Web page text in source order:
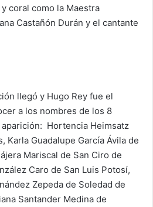
coral como la Maestra
Castañón Durán y el cantante
llegó y Hugo Rey fue el
a los nombres de los 8
Hortencia Heimsatz
Karla Guadalupe García Ávila de
Mariscal de San Ciro de
Caro de San Luis Potosí,
Zepeda de Soledad de
Santander Medina de